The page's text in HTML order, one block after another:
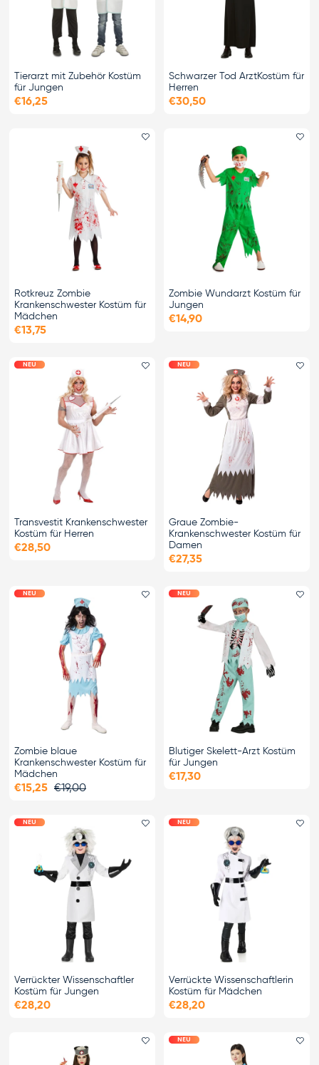
Tierarzt mit Zubehör Kostüm
für Jungen
€16,25
Schwarzer Tod ArztKostüm für
Herren
€30,50
Rotkreuz Zombie
Krankenschwester Kostüm für
Mädchen
€13,75
Zombie Wundarzt Kostüm für
Jungen
€14,90
NEU Favorit hinzufügen
Transvestit Krankenschwester
Kostüm für Herren
€28,50
NEU
Graue Zombie-
Krankenschwester Kostüm für
Damen
€27,35
NEU Favorit hinzufügen
Zombie blaue
Krankenschwester Kostüm für
Mädchen
€15,25 €19,00
NEU
Blutiger Skelett-Arzt Kostüm
für Jungen
€17,30
NEU Favorit hinzufügen
Verrückter Wissenschaftler
Kostüm für Jungen
€28,20
NEU
Verrückte Wissenschaftlerin
Kostüm für Mädchen
€28,20
Favorit hinzufügen
NEU